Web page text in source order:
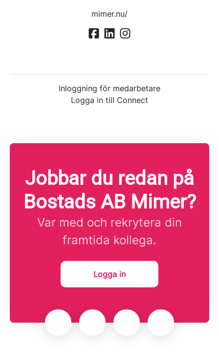
mimer.nu/
Inloggning för medarbetare
Logga in till Connect
Jobbar du redan på
Bostads AB Mimer?
Var med och rekrytera din
framtida kollega.
Logga in